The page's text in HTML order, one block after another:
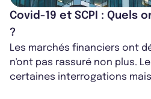
Covid-19 et SCPI : Quels
?
Les marchés financiers ont
n'ont pas rassuré non plus.
certaines interrogations